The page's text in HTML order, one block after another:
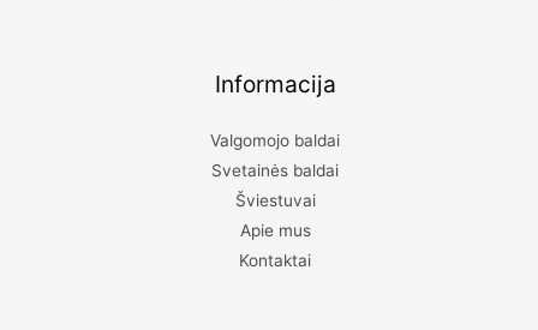
Informacija
Valgomojo baldai
Svetainės baldai
Šviestuvai
Apie mus
Kontaktai